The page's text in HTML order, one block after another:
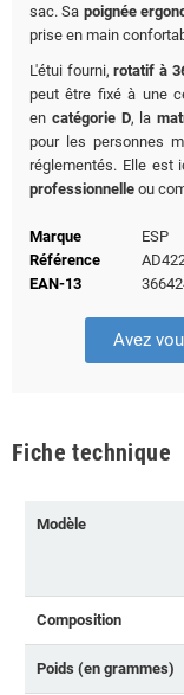
sac. Sa poignée
prise en main
L'étui fourni,rotatif à
peut être fixé à une
en catégorie D, la
pour les personnes
réglementés. Elle est
professionnelle ou
Marque
ESP
Référence
EAN-13
Avez
Fiche technique
Modèle
Composition
Poids (en grammes)